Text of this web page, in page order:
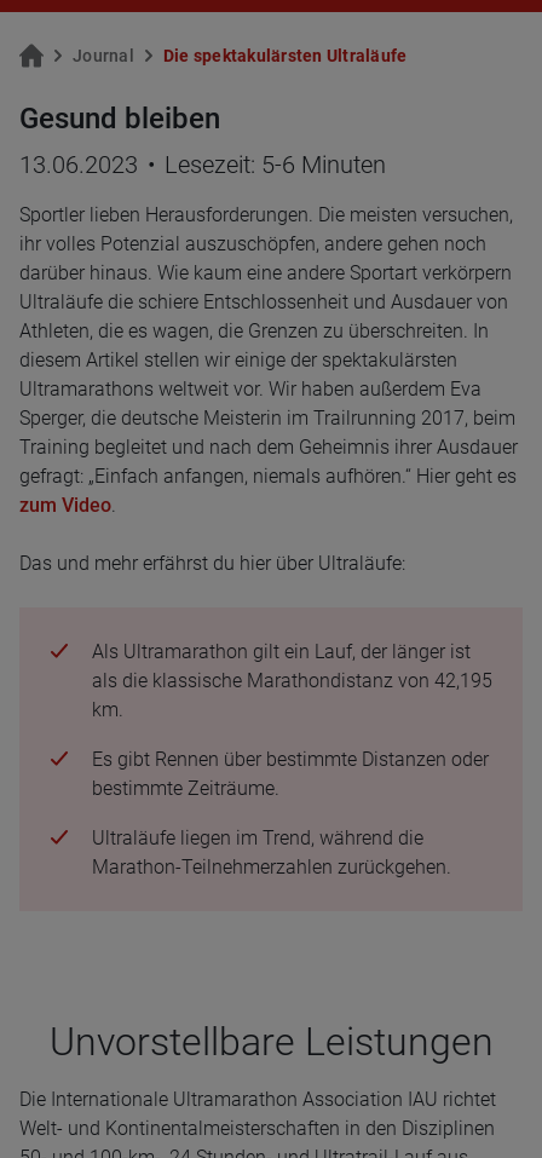
Jour­nal Die spek­ta­ku­lärs­ten Ul­tra­läu­fe
Gesund bleiben
13.06.2023 • Lesezeit: 5-6 Minuten
Sportler lieben Herausforderungen. Die meisten versuchen,
ihr volles Potenzial auszuschöpfen, andere gehen noch
darüber hinaus. Wie kaum eine andere Sportart verkörpern
Ultraläufe die schiere Entschlossenheit und Ausdauer von
Athleten, die es wagen, die Grenzen zu überschreiten. In
diesem Artikel stellen wir einige der spektakulärsten
Ultramarathons weltweit vor. Wir haben außerdem Eva
Sperger, die deutsche Meisterin im Trailrunning 2017, beim
Training begleitet und nach dem Geheimnis ihrer Ausdauer
gefragt: „Einfach anfangen, niemals aufhören.“ Hier geht es
zum Video.
Das und mehr erfährst du hier über Ultraläufe:
Als Ultramarathon gilt ein Lauf, der länger ist
als die klassische Marathondistanz von 42,195
km.
Es gibt Rennen über bestimmte Distanzen oder
bestimmte Zeiträume.
Ultraläufe liegen im Trend, während die
Marathon-Teilnehmerzahlen zurückgehen.
Unvor­stell­bare Leis­tun­gen
Die Internationale Ultramarathon Association IAU richtet
Welt- und Kontinentalmeisterschaften in den Disziplinen